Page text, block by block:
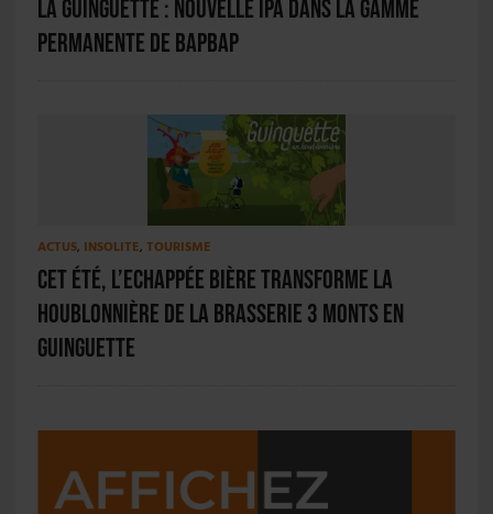
La Guinguette : nouvelle IPA dans la gamme
permanente de BAPBAP
ACTUS, INSOLITE, TOURISME
Cet été, L’Echappée Bière transforme la
houblonnière de la brasserie 3 Monts en
guinguette